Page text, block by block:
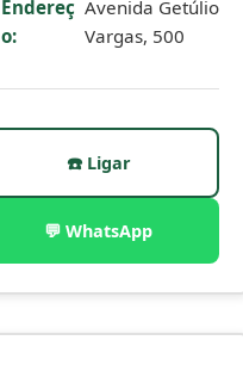
Endereç
o:
Avenida Getúlio
Vargas, 500
☎️ Ligar
💬 WhatsApp